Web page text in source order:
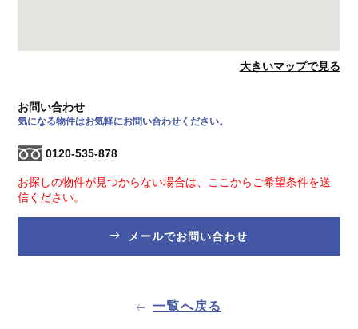
大きいマップで見る
お問い合わせ
気になる物件はお気軽にお問い合わせください。
0120-535-878
お探しの物件が見つからない場合は、ここからご希望条件を送
信ください。
メールでお問い合わせ
一覧へ戻る